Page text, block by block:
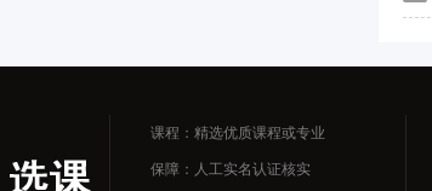
课程：精选优质课程或专业
保障：人工实名认证核实